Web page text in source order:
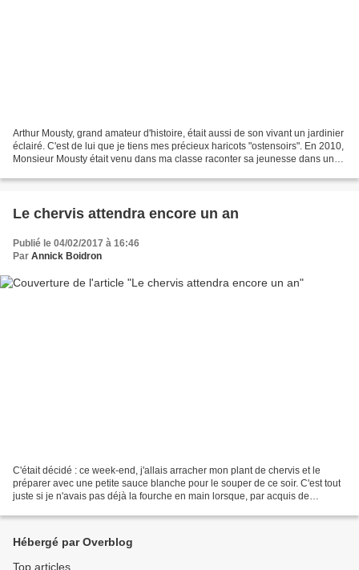
Arthur Mousty, grand amateur d'histoire, était aussi de son vivant un jardinier
éclairé. C'est de lui que je tiens mes précieux haricots "ostensoirs". En 2010,
Monsieur Mousty était venu dans ma classe raconter sa jeunesse dans un
Le chervis attendra encore un an
Publié le 04/02/2017 à 16:46
Par Annick Boidron
C'était décidé : ce week-end, j'allais arracher mon plant de chervis et le
préparer avec une petite sauce blanche pour le souper de ce soir. C'est tout
juste si je n'avais pas déjà la fourche en main lorsque, par acquis de
Hébergé par Overblog
Top articles